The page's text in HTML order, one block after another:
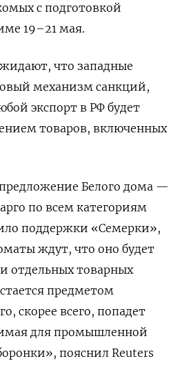
с подготовкой
19–21 мая.
что западные
механизм санкций,
экспорт в РФ будет
товаров, включенных
Белого дома —
по всем категориям
поддержки «Семерки»,
ждут, что оно будет
отдельных товарных
предметом
скорее всего, попадет
для промышленной
пояснил Reuters